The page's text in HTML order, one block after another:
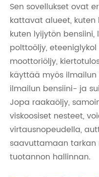
Sen sovellukset ovat
kattavat alueet,
kuten lyijytön bensiini,
polttoöljy,
moottoriöljy,
käyttää myös
ilmailun bensiini- ja
Jopa raakaöljy,
viskoosiset nesteet,
virtausnopeudella,
saavuttamaan tarkan
tuotannon hallinnan.